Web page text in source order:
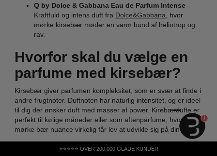
⭐⭐⭐⭐⭐ OVER 200.000 GLADE KUNDER
Q by Dolce & Gabbana Eau de Parfum Intense -
Kraftfuld og intens duft fra Dolce&Gabbana , hvor
mørke kirsebær møder en varm bund af heliotrop og
rav.
Hvorfor skal du vælge en
parfume med kirsebær?
Kirsebær giver parfumen kompleksitet, som er svær at finde i
andre frugtnoter. Duftnoten har naturlig intensitet, og er ideel
til dig der ønsker duft med masser af power. Kirebærdufte er
perfekt til kølige måneder eller som aftenparfume, hvor den
mørke bær nuance virkelig får lov at udvikle sig på din hud.
Hvorfor er kirbærnoten så
1